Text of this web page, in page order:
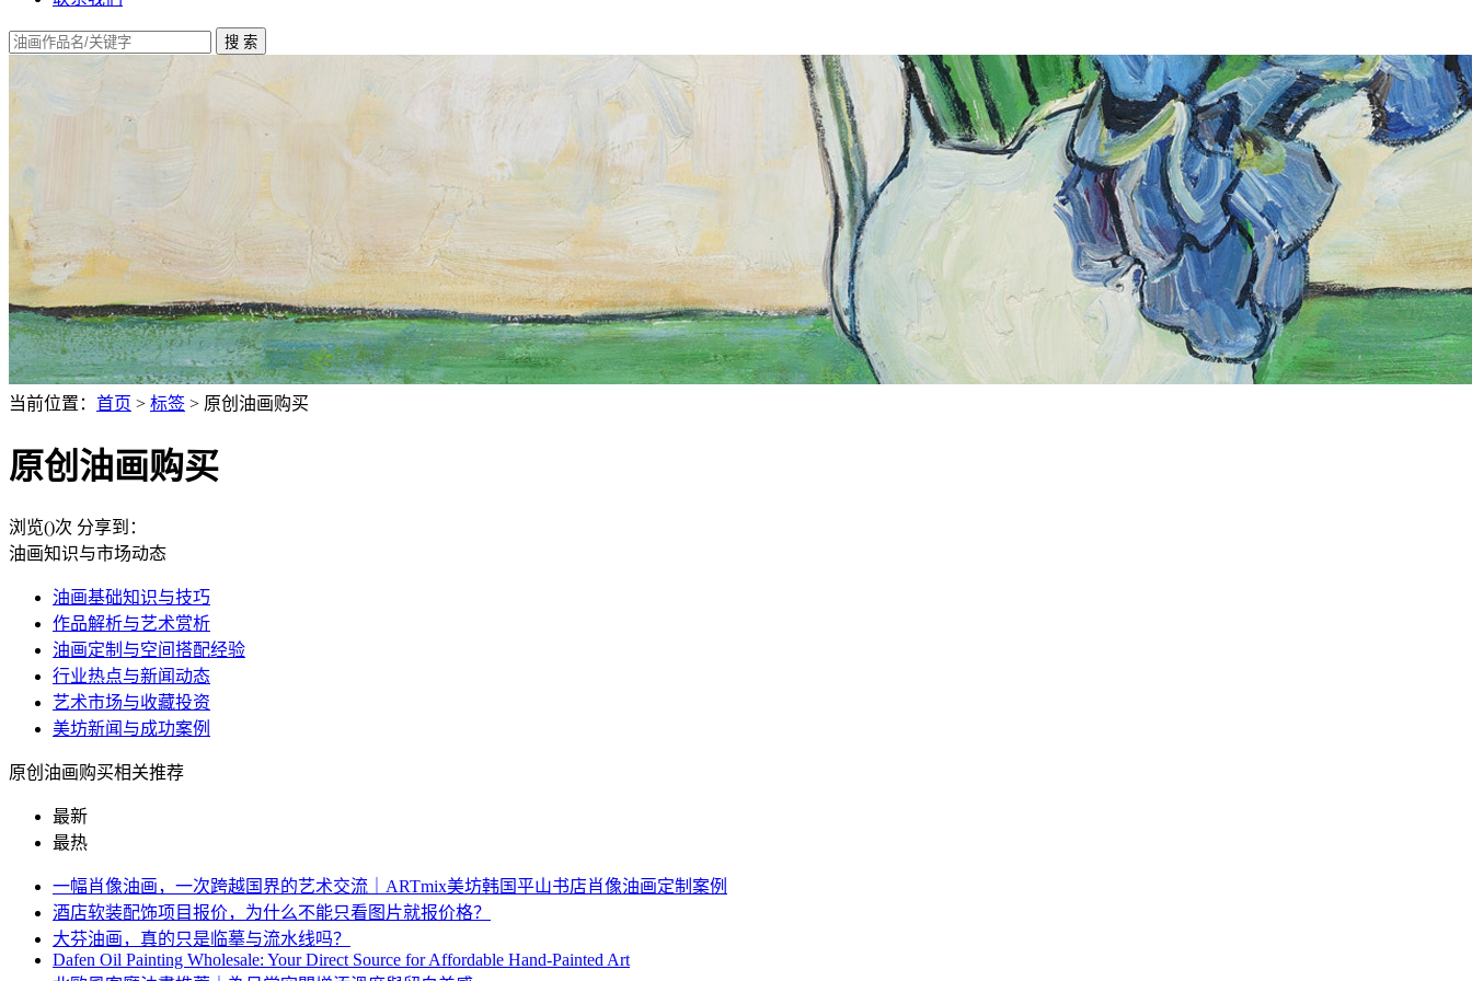
当前位置： 首页 > 标签 > 原创油画购买
原创油画购买
浏览()次 分享到：
油画知识与市场动态
油画基础知识与技巧
作品解析与艺术赏析
油画定制与空间搭配经验
行业热点与新闻动态
艺术市场与收藏投资
美坊新闻与成功案例
原创油画购买相关推荐
最新
最热
一幅肖像油画，一次跨越国界的艺术交流｜ARTmix美坊韩国平山书店肖像油画定制案例
酒店软装配饰项目报价，为什么不能只看图片就报价格？
大芬油画，真的只是临摹与流水线吗？
Dafen Oil Painting Wholesale: Your Direct Source for Affordable Hand-Painted Art